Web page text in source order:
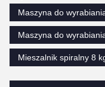
Maszyna do
Maszyna do
Mieszalnik spiralny 8